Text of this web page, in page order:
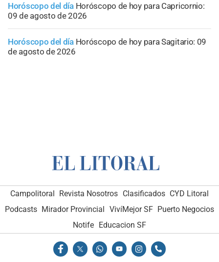
Horóscopo del día Horóscopo de hoy para Capricornio:
09 de agosto de 2026
Horóscopo del día Horóscopo de hoy para Sagitario: 09
de agosto de 2026
Campolitoral Revista Nosotros Clasificados CYD Litoral
Podcasts Mirador Provincial VivíMejor SF Puerto Negocios
Notife
Educacion SF